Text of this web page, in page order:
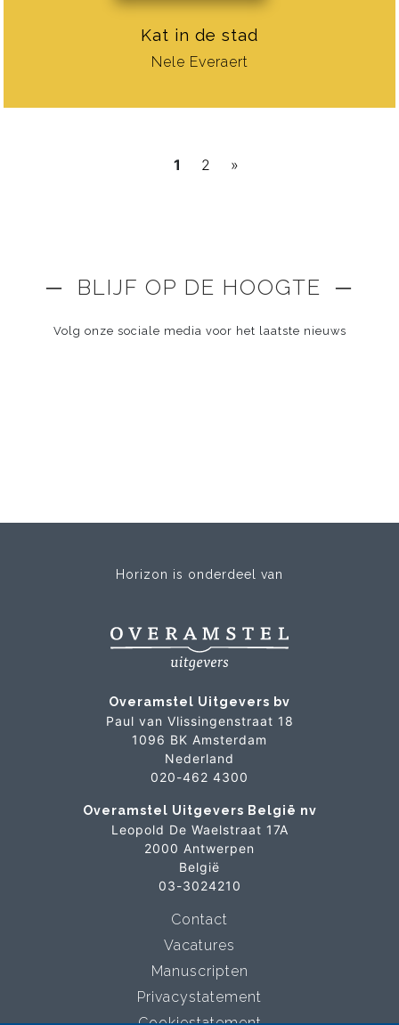
Kat in de stad
Nele Everaert
1 2 »
─ BLIJF OP DE HOOGTE ─
Volg onze sociale media voor het laatste nieuws
Horizon is onderdeel van
Overamstel Uitgevers bv
Paul van Vlissingenstraat 18
1096 BK Amsterdam
Nederland
020-462 4300
Overamstel Uitgevers België nv
Leopold De Waelstraat 17A
2000 Antwerpen
België
03-3024210
Contact
Vacatures
Manuscripten
Privacystatement